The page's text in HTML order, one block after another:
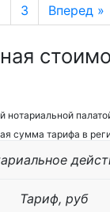
3 Вперед »
сумма тарифа в
Тариф, руб